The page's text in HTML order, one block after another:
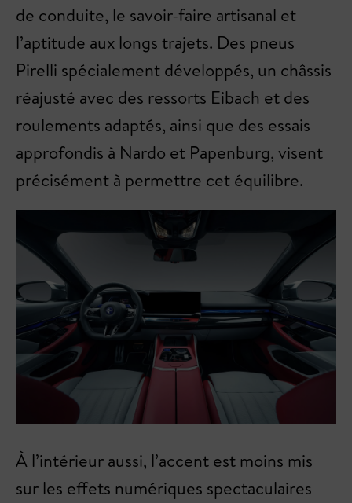
de conduite, le savoir-faire artisanal et
l’aptitude aux longs trajets. Des pneus
Pirelli spécialement développés, un châssis
réajusté avec des ressorts Eibach et des
roulements adaptés, ainsi que des essais
approfondis à Nardo et Papenburg, visent
précisément à permettre cet équilibre.
À l’intérieur aussi, l’accent est moins mis
sur les effets numériques spectaculaires